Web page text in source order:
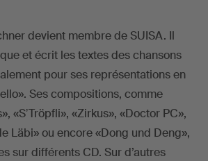
devient membre de SUISA. Il
et écrit les textes des chansons
pour ses représentations en
Ses compositions, comme
«SʼTröpfli», «Zirkus», «Doctor PC»,
Läbi» ou encore «Dong und Deng»,
sur différents CD. Sur d’autres